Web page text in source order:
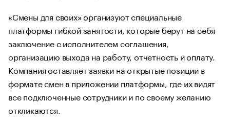
«Смены для своих» организуют специальные
платформы гибкой занятости, которые берут на себя
заключение с исполнителем соглашения,
организацию выхода на работу, отчетность и оплату.
Компания оставляет заявки на открытые позиции в
формате смен в приложении платформы, где их видят
все подключенные сотрудники и по своему желанию
откликаются.